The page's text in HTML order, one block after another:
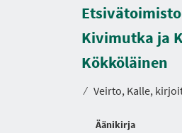
Kivimutka ja
Kökköläinen
⁄ Veirto, Kalle,
Äänikirja
K
e
s
t